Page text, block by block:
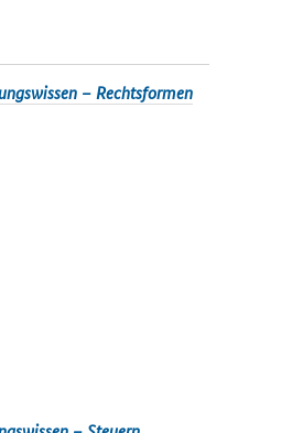
– Rechtsformen